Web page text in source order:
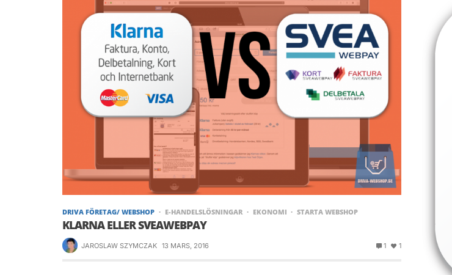
DRIVA FÖRETAG/ WEBSHOP E-HANDELSLÖSNINGAR EKONOMI STARTA WEBSHOP
KLARNA ELLER SVEAWEBPAY
JAROSLAW SZYMCZAK 13 MARS, 2016 1 1